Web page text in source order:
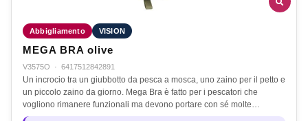
Abbigliamento VISION
MEGA BRA olive
V3575O · 6417512842891
Un incrocio tra un giubbotto da pesca a mosca, uno zaino per il petto e
un piccolo zaino da giorno. Mega Bra è fatto per i pescatori che
vogliono rimanere funzionali ma devono portare con sé molte…